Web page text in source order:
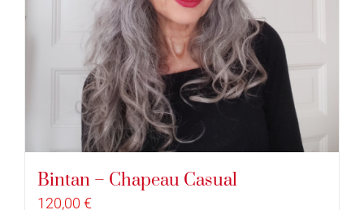
Bintan – Chapeau Casual
120,00 €